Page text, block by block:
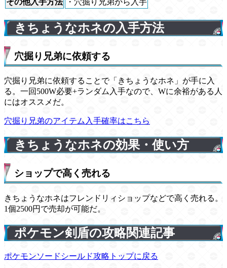
きちょうなホネの入手方法
穴掘り兄弟に依頼する
穴掘り兄弟に依頼することで「きちょうなホネ」が手に入
る。一回500W必要+ランダム入手なので、Wに余裕がある人
にはオススメだ。
穴掘り兄弟のアイテム入手確率はこちら
きちょうなホネの効果・使い方
ショップで高く売れる
きちょうなホネはフレンドリィショップなどで高く売れる。
1個2500円で売却が可能だ。
ポケモン剣盾の攻略関連記事
ポケモンソードシールド攻略トップに戻る